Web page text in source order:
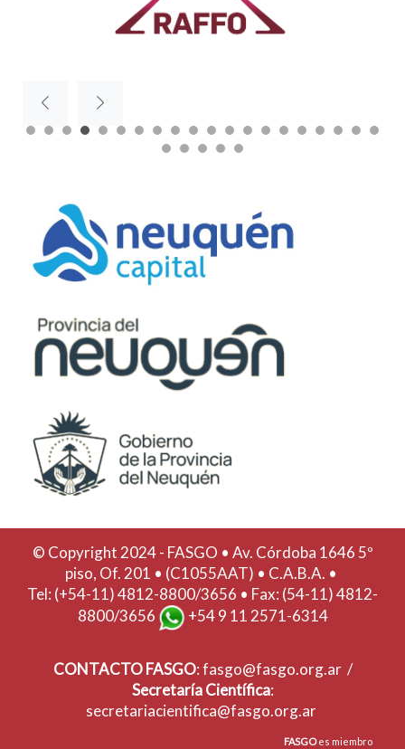
© Copyright 2024 - FASGO • Av. Córdoba 1646 5º
piso, Of. 201 • (C1055AAT) • C.A.B.A. •
Tel: (+54-11) 4812-8800/3656 • Fax: (54-11) 4812-
8800/3656
+54 9 11 2571-6314
CONTACTO FASGO:fasgo@fasgo.org.ar/
Secretaría Científica:
secretariacientifica@fasgo.org.ar
FASGOes miembro